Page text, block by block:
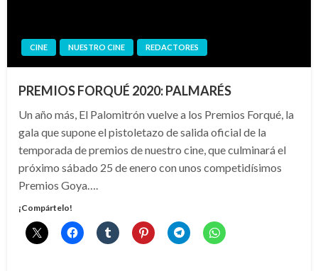
CINE NUESTRO CINE REDACTORES
PREMIOS FORQUÉ 2020: PALMARÉS
Un año más, El Palomitrón vuelve a los Premios Forqué, la
gala que supone el pistoletazo de salida oficial de la
temporada de premios de nuestro cine, que culminará el
próximo sábado 25 de enero con unos competidísimos
Premios Goya….
¡Compártelo!